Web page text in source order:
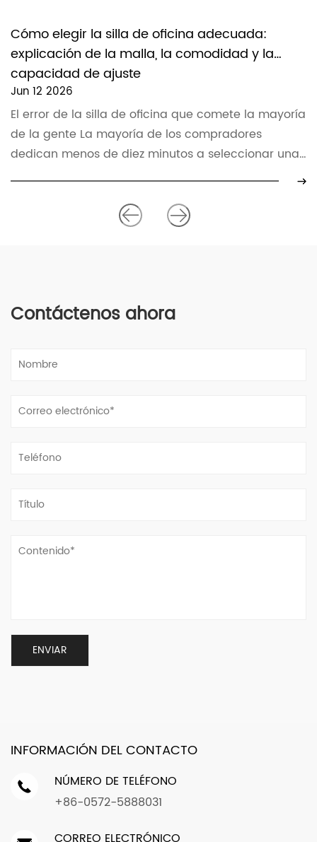
Cómo elegir la silla de oficina adecuada:
explicación de la malla, la comodidad y la
capacidad de ajuste
Jun 12 2026
El error de la silla de oficina que comete la mayoría
de la gente La mayoría de los compradores
dedican menos de diez minutos a seleccionar una
Contáctenos ahora
INFORMACIÓN DEL CONTACTO
NÚMERO DE TELÉFONO
+86-0572-5888031